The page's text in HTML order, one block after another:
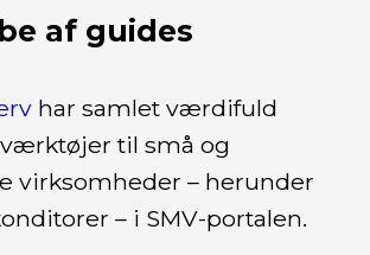
af guides
har samlet værdifuld
til små og
virksomheder – herunder
– i SMV-portalen.